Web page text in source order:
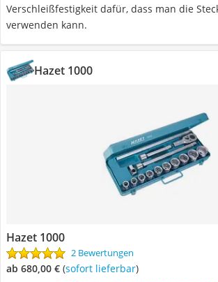
Verschleißfestigkeit dafür, dass man die
verwenden kann.
Hazet 1000
Hazet 1000
2 Bewertungen
ab 680,00 € ( Sofort lieferbar)